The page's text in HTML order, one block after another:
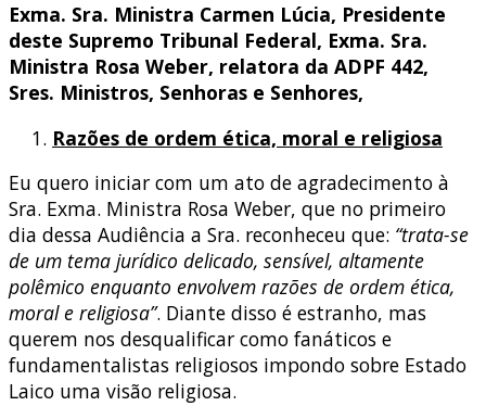
Exma. Sra. Ministra Carmen Lúcia, Presidente
deste Supremo Tribunal Federal, Exma. Sra.
Ministra Rosa Weber, relatora da ADPF 442,
Sres. Ministros, Senhoras e Senhores,
Razões de ordem ética, moral e religiosa
Eu quero iniciar com um ato de agradecimento à
Sra. Exma. Ministra Rosa Weber, que no primeiro
dia dessa Audiência a Sra. reconheceu que: “trata-se
de um tema jurídico delicado, sensível, altamente
polêmico enquanto envolvem razões de ordem ética,
moral e religiosa”. Diante disso é estranho, mas
querem nos desqualificar como fanáticos e
fundamentalistas religiosos impondo sobre Estado
Laico uma visão religiosa.